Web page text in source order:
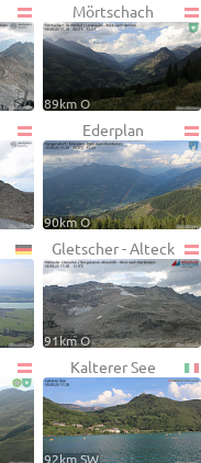
Mörtschach
89km O
Ederplan
90km O
Gletscher - Alteck
91km O
Kalterer See
92km SW